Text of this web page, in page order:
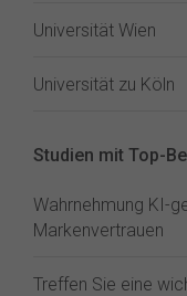
Universität Wien
Universität zu Köln
Studien mit Top-
Wahrnehmung KI-
Markenvertrauen
Treffen Sie eine